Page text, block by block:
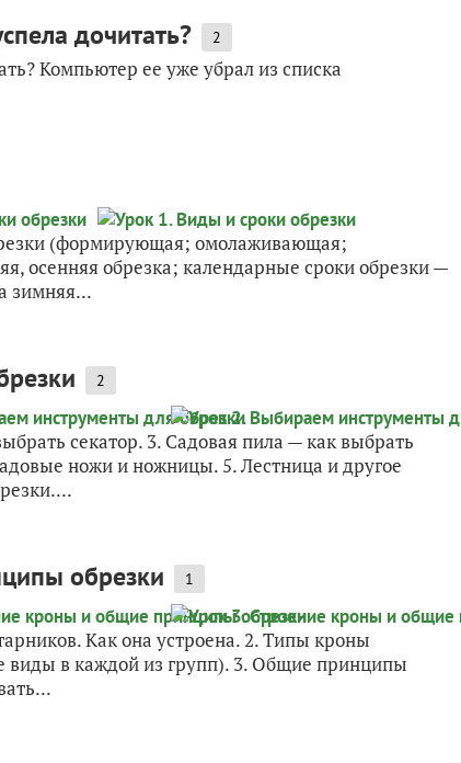
дочитать? 2
Компьютер ее уже убрал из списка
(формирующая; омолаживающая;
осенняя обрезка; календарные сроки обрезки —
зимняя...
2
секатор. 3. Садовая пила — как выбрать
ножи и ножницы. 5. Лестница и другое
обрезки 1
Как она устроена. 2. Типы кроны
виды в каждой из групп). 3. Общие принципы